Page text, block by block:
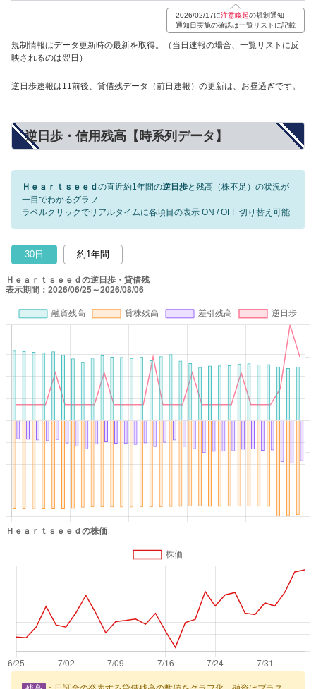
2026/02/17に注意喚起の規制通知
通知日実施の確認は一覧リストに記載
規制情報はデータ更新時の最新を取得。（当日速報の場合、一覧リストに反
映されるのは翌日）
逆日歩速報は11前後、貸借残データ（前日速報）の更新は、お昼過ぎです。
逆日歩・信用残高【時系列データ】
Ｈｅａｒｔｓｅｅｄ の直近約1年間の逆日歩と残高（株不足）の状況が
一目でわかるグラフ
ラベルクリックでリアルタイムに各項目の表示 ON / OFF 切り替え可能
30日 約1年間